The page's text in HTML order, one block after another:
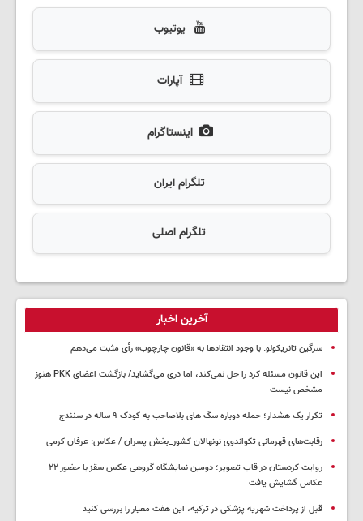
یوتیوب
آپارات
اینستاگرام
تلگرام ایران
تلگرام اصلی
آخرین اخبار
سزگین تانریکولو: با وجود انتقادها به «قانون چارچوب» رأی مثبت می‌دهم
این قانون مسئله کرد را حل نمی‌کند، اما دری می‌گشاید/ بازگشت اعضای PKK هنوز
مشخص نیست
تکرار یک هشدار؛ حمله دوباره سگ های بلاصاحب به کودک ۹ ساله در سنندج
رقابت‌های قهرمانی تکواندوی نونهالان کشور_بخش پسران / عکاس: عرفان کرمی
روایت کردستان در قاب تصویر؛ دومین نمایشگاه گروهی عکس سقز با حضور ۲۲
عکاس گشایش یافت
قبل از پرداخت شهریه پزشکی در ترکیه، این هفت معیار را بررسی کنید